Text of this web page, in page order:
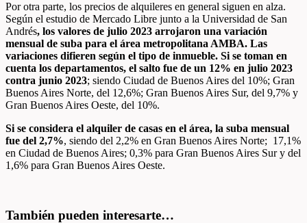
Por otra parte, los precios de alquileres en general siguen en alza.
Según el estudio de Mercado Libre junto a la Universidad de San
Andrés, los valores de julio 2023 arrojaron una variación
mensual de suba para el área metropolitana AMBA. Las
variaciones difieren según el tipo de inmueble. Si se toman en
cuenta los departamentos, el salto fue de un 12% en julio 2023
contra junio 2023; siendo Ciudad de Buenos Aires del 10%; Gran
Buenos Aires Norte, del 12,6%; Gran Buenos Aires Sur, del 9,7% y
Gran Buenos Aires Oeste, del 10%.
Si se considera el alquiler de casas en el área, la suba mensual
fue del 2,7%, siendo del 2,2% en Gran Buenos Aires Norte; 17,1%
en Ciudad de Buenos Aires; 0,3% para Gran Buenos Aires Sur y del
1,6% para Gran Buenos Aires Oeste.
También pueden interesarte…